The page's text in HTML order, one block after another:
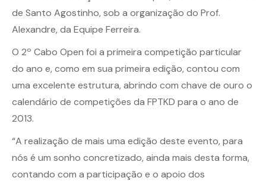
de Santo Agostinho, sob a organização do Prof.
Alexandre, da Equipe Ferreira.
O 2º Cabo Open foi a primeira competição particular
do ano e, como em sua primeira edição, contou com
uma excelente estrutura, abrindo com chave de ouro o
calendário de competições da FPTKD para o ano de
2013.
“A realização de mais uma edição deste evento, para
nós é um sonho concretizado, ainda mais desta forma,
contando com a participação e o apoio dos